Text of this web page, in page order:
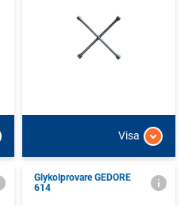
Visa
Glykolprovare GEDORE
614